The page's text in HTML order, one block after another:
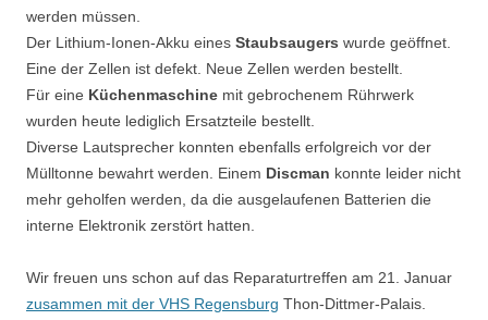
werden müssen.
Der Lithium-Ionen-Akku eines Staubsaugers wurde geöffnet.
Eine der Zellen ist defekt. Neue Zellen werden bestellt.
Für eine Küchenmaschine mit gebrochenem Rührwerk
wurden heute lediglich Ersatzteile bestellt.
Diverse Lautsprecher konnten ebenfalls erfolgreich vor der
Mülltonne bewahrt werden. Einem Discman konnte leider nicht
mehr geholfen werden, da die ausgelaufenen Batterien die
interne Elektronik zerstört hatten.
Wir freuen uns schon auf das Reparaturtreffen am 21. Januar
zusammen mit der VHS Regensburg Thon-Dittmer-Palais.